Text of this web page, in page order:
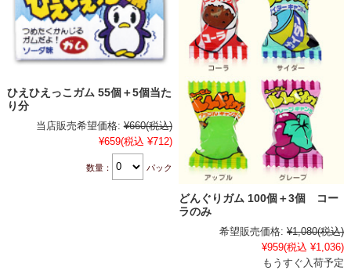
ひえひえっこガム 55個＋5個当た
り分
当店販売希望価格: ¥660(税込)
¥659(税込 ¥712)
数量： パック
どんぐりガム 100個＋3個 コー
ラのみ
希望販売価格: ¥1,080(税込)
¥959(税込 ¥1,036)
もうすぐ入荷予定